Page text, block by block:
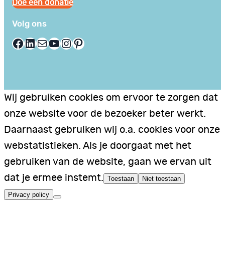
Doe een donatie
Volg ons
Facebook LinkedIn E-mail YouTube InstagramPinterest
Wij gebruiken cookies om ervoor te zorgen dat
onze website voor de bezoeker beter werkt.
Daarnaast gebruiken wij o.a. cookies voor onze
webstatistieken. Als je doorgaat met het
gebruiken van de website, gaan we ervan uit
dat je ermee instemt. Toestaan Niet toestaan
Privacy policy